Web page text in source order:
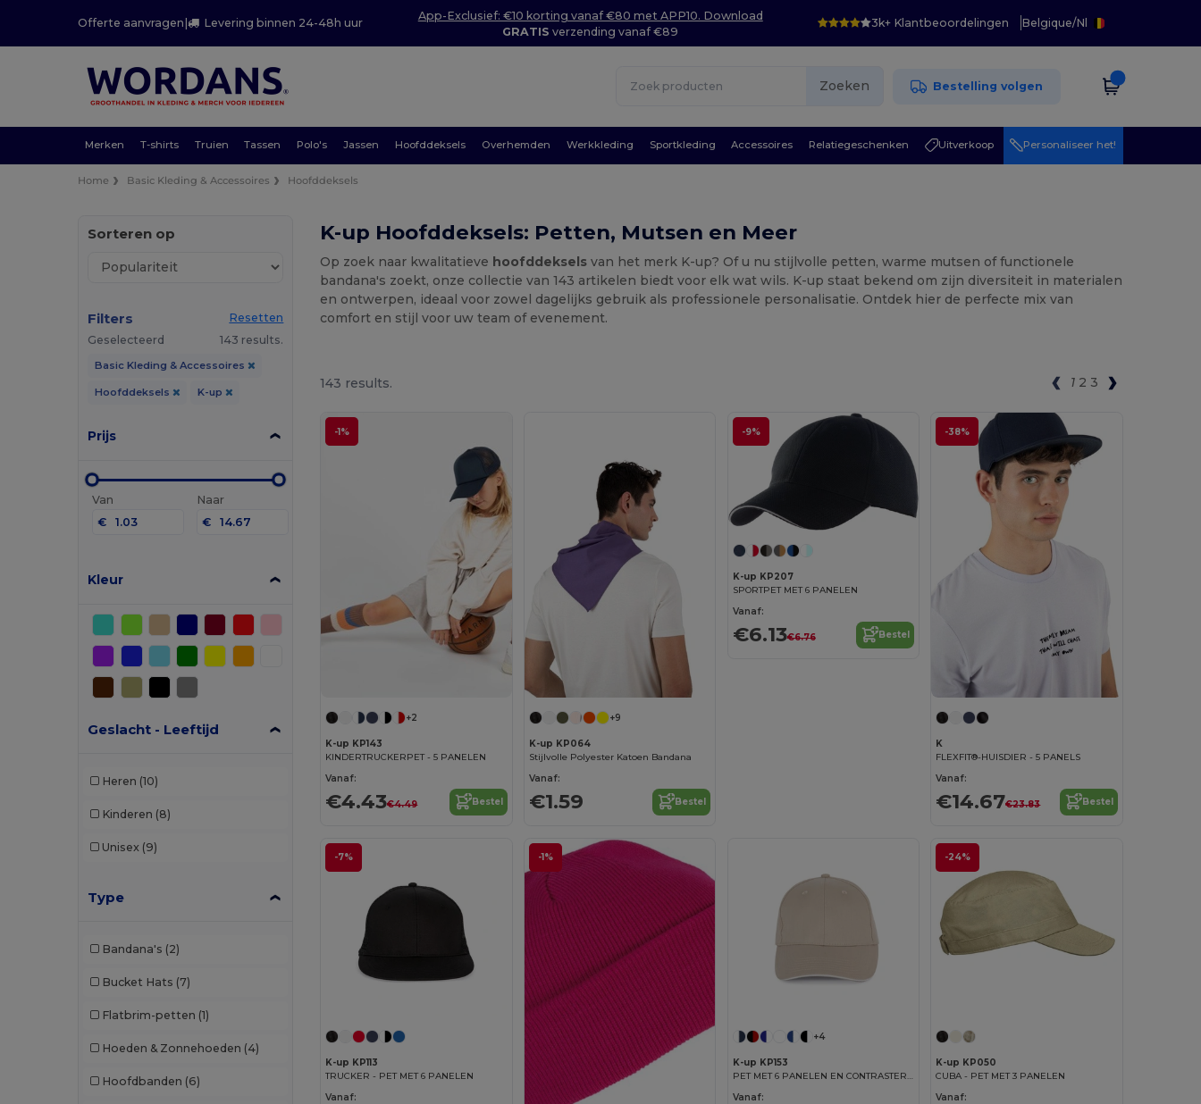
Offerte aanvragen | Levering binnen 24-48h uur
App-Exclusief: €10 korting vanaf €80 met APP10. Download
GRATIS verzending vanaf €89
3k+ Klantbeoordelingen Belgique/Nl
Zoeken Bestelling volgen
Merken T-shirts Truien Tassen Polo's Jassen Hoofddeksels Overhemden Werkkleding Sportkleding Accessoires Relatiegeschenken Uitverkoop Personaliseer het!
Home Basic Kleding & Accessoires Hoofddeksels
Sorteren op
Filters
Resetten
Geselecteerd
143 results.
Basic Kleding & Accessoires
Hoofddeksels K-up
Prijs
Van
€
Naar
€
Kleur
Geslacht - Leeftijd
Heren (10)
Kinderen (8)
Unisex (9)
Type
Bandana's (2)
Bucket Hats (7)
Flatbrim-petten (1)
Hoeden & Zonnehoeden (4)
Hoofdbanden (6)
K-up Hoofddeksels: Petten, Mutsen en Meer
Op zoek naar kwalitatieve hoofddeksels van het merk K-up? Of u nu stijlvolle petten, warme mutsen of functionele
bandana's zoekt, onze collectie van 143 artikelen biedt voor elk wat wils. K-up staat bekend om zijn diversiteit in materialen
en ontwerpen, ideaal voor zowel dagelijks gebruik als professionele personalisatie. Ontdek hier de perfecte mix van
comfort en stijl voor uw team of evenement.
143 results. 1 2 3
-1%
+2
K-up KP143
KINDERTRUCKERPET - 5 PANELEN
Vanaf:
€4.43€4.49 Bestel
+9
K-up KP064
Stijlvolle Polyester Katoen Bandana
Vanaf:
€1.59 Bestel
-9%
K-up KP207
SPORTPET MET 6 PANELEN
Vanaf:
€6.13€6.76 Bestel
-38%
K
FLEXFIT®-HUISDIER - 5 PANELS
Vanaf:
€14.67€23.83 Bestel
-7%
K-up KP113
TRUCKER - PET MET 6 PANELEN
Vanaf:
-1%
+4
K-up KP153
PET MET 6 PANELEN EN CONTRASTERENDE BIES
Vanaf:
-24%
K-up KP050
CUBA - PET MET 3 PANELEN
Vanaf: